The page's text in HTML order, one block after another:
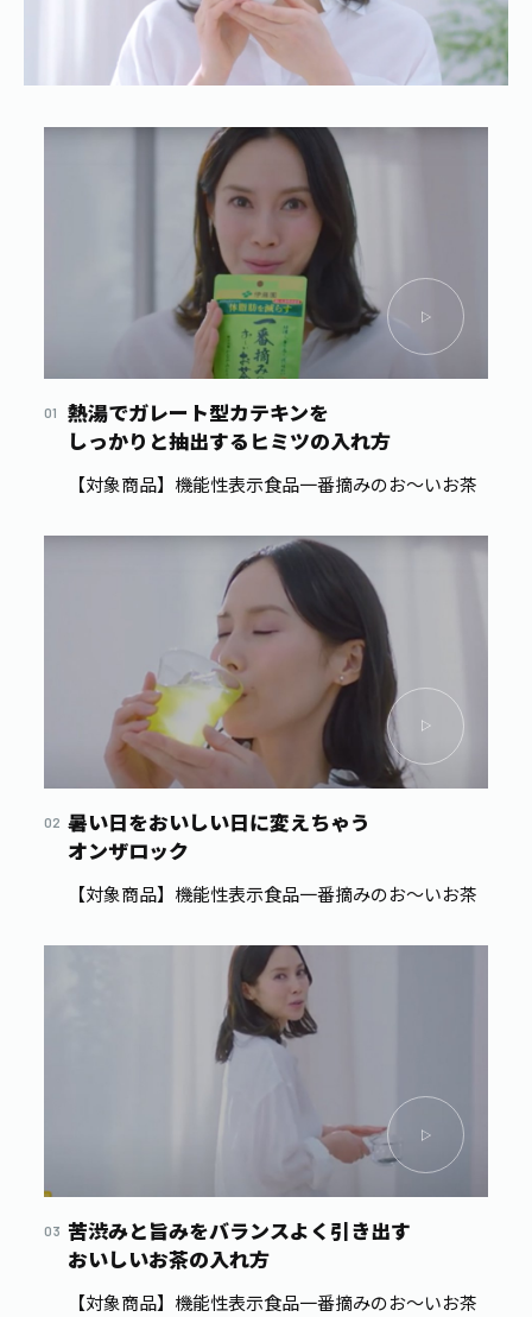
茶殻リサイクルシステム
ウェルネスフォーラム
お茶の妖精
未来の桜プロジェクト
伊藤園レディス
Inner CHARM
熱湯でガレート型カテキンを
しっかりと抽出するヒミツの入れ方
【対象商品】機能性表示食品一番摘みのお～いお茶
暑い日をおいしい日に変えちゃう
オンザロック
【対象商品】機能性表示食品一番摘みのお～いお茶
苦渋みと旨みをバランスよく引き出す
おいしいお茶の入れ方
【対象商品】機能性表示食品一番摘みのお～いお茶